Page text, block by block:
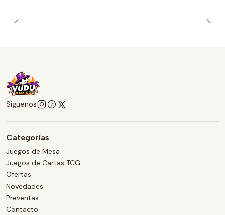
Síguenos
Categorías
Juegos de Mesa
Juegos de Cartas TCG
Ofertas
Novedades
Preventas
Contacto